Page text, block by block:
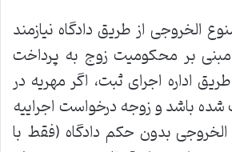
الخروجی از طریق دادگاه نیازمند
بر محکومیت زوج به پرداخت
اداره اجرای ثبت، اگر مهریه در
باشد و زوجه درخواست اجراییه
بدون حکم دادگاه (فقط با